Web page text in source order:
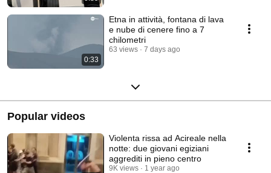
0:33
Etna in attività, fontana di lava
e nube di cenere fino a 7
chilometri
63 views 7 days ago
Popular videos
Violenta rissa ad Acireale nella
notte: due giovani egiziani
aggrediti in pieno centro
9K views 1 year ago